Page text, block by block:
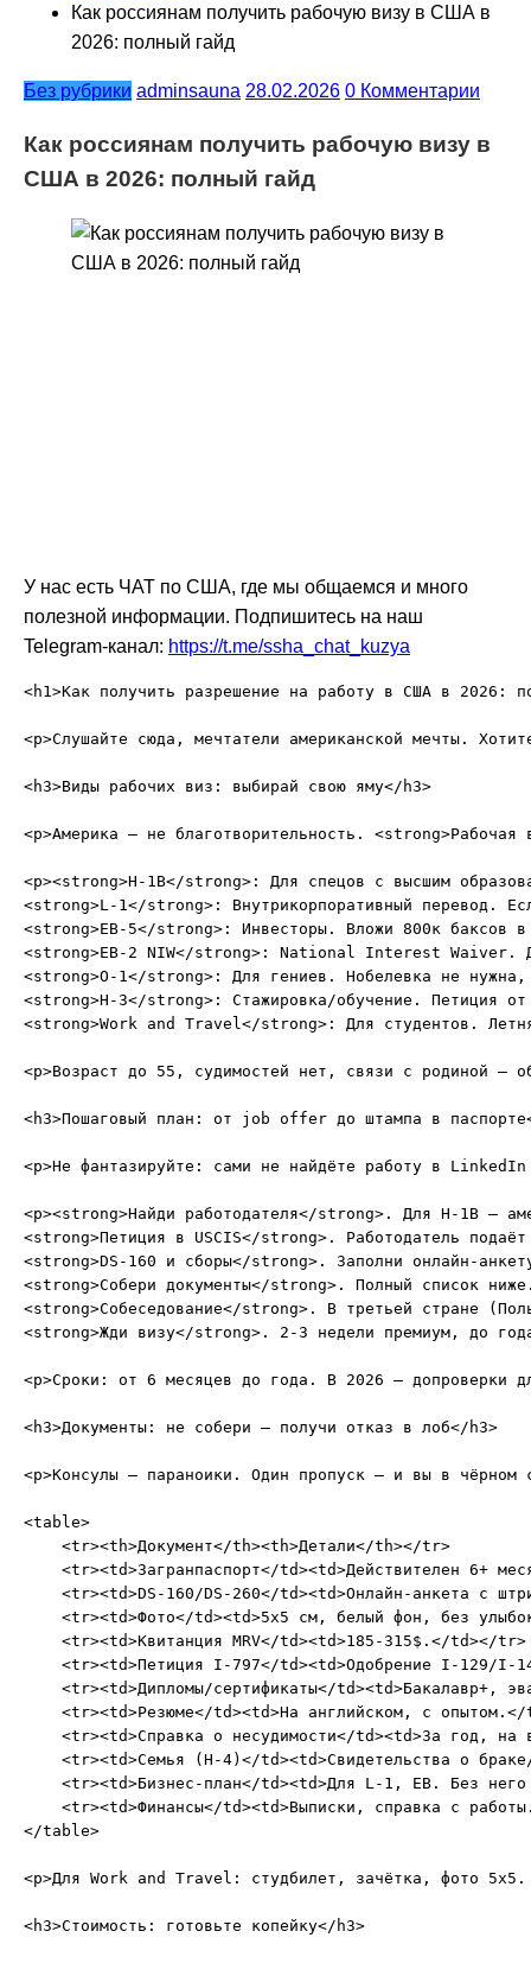
Как россиянам получить рабочую визу в США в
2026: полный гайд
Без рубрики adminsauna 28.02.2026 0 Комментарии
Как россиянам получить рабочую визу в
США в 2026: полный гайд
У нас есть ЧАТ по США, где мы общаемся и много
полезной информации. Подпишитесь на наш
Telegram-канал: https://t.me/ssha_chat_kuzya
<h1>Как получить разрешение на работу в США в 2026:
<p>Слушайте сюда, мечтатели американской мечты.
<h3>Виды рабочих виз: выбирай свою яму</h3>
<p>Америка — не благотворительность.
<p><strong>H-1B</strong>: Для спецов с высшим
<strong>L-1</strong>: Внутрикорпоративный перевод.
<strong>EB-5</strong>: Инвесторы. Вложи 800к баксов
<strong>EB-2 NIW</strong>: National Interest Waiver.
<strong>O-1</strong>: Для гениев. Нобелевка не
<strong>H-3</strong>: Стажировка/обучение. Петиция от
<strong>Work and Travel</strong>: Для студентов.
<p>Возраст до 55, судимостей нет, связи с родиной —
<h3>Пошаговый план: от job offer до штампа в
<p>Не фантазируйте: сами не найдёте работу в
<p><strong>Найди работодателя</strong>. Для H-1B —
<strong>Петиция в USCIS</strong>. Работодатель
<strong>DS-160 и сборы</strong>. Заполни онлайн-
<strong>Собери документы</strong>. Полный список
<strong>Собеседование</strong>. В третьей стране
<strong>Жди визу</strong>. 2-3 недели премиум, до
<p>Сроки: от 6 месяцев до года. В 2026 — допроверки
<h3>Документы: не собери — получи отказ в лоб</h3>
<p>Консулы — параноики. Один пропуск — и вы в
<table>
    <tr><th>Документ</th><th>Детали</th></tr>
<tr><td>Загранпаспорт</td><td>Действителен 6+
<tr><td>DS-160/DS-260</td><td>Онлайн-анкета с
<tr><td>Фото</td><td>5x5 см, белый фон, без
    <tr><td>Квитанция MRV</td><td>185-315$.</td></tr>
<tr><td>Петиция I-797</td><td>Одобрение I-129/I-
<tr><td>Дипломы/сертификаты</td><td>Бакалавр+,
<tr><td>Резюме</td><td>На английском, с опытом.</
<tr><td>Справка о несудимости</td><td>За год, на
<tr><td>Семья (H-4)</td><td>Свидетельства о
<tr><td>Бизнес-план</td><td>Для L-1, EB. Без
<tr><td>Финансы</td><td>Выписки, справка с
</table>
<p>Для Work and Travel: студбилет, зачётка, фото
<h3>Стоимость: готовьте копейку</h3>